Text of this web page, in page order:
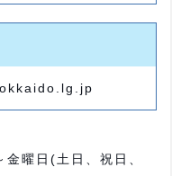
曜日(土日、祝日、